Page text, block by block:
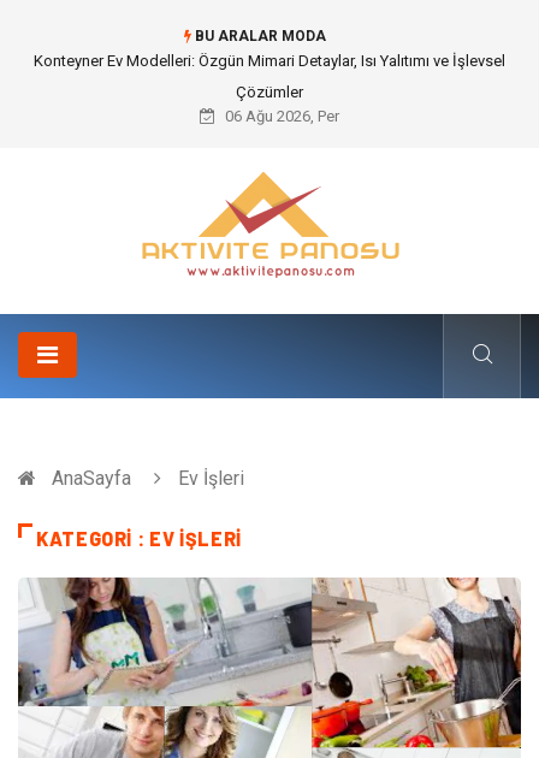
BU ARALAR MODA
Konteyner Ev Modelleri: Özgün Mimari Detaylar, Isı Yalıtımı ve İşlevsel
Çözümler
06 Ağu 2026, Per
AnaSayfa Ev İşleri
KATEGORI : EV İŞLERI